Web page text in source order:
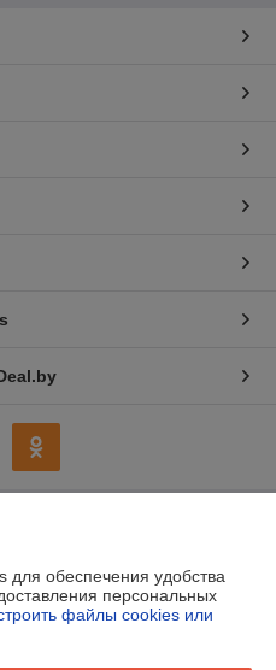
ответственностью
ул. Строителей, дом 2,
обеспечения удобства
персональных
файлы cookies или